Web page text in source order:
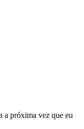
a próxima vez que eu